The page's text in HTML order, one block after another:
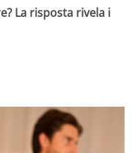
La risposta rivela i